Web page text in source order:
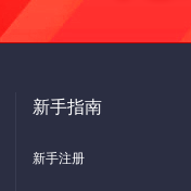
新手指南
新手注册